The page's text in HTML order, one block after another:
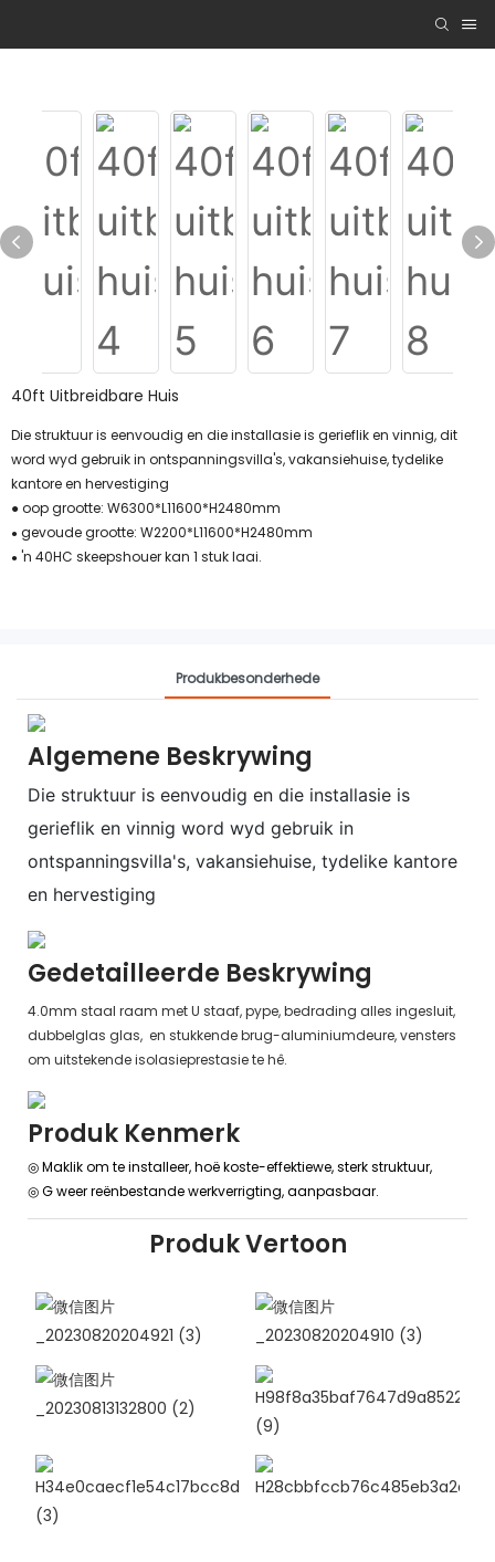
40ft Uitbreidbare Huis
Die struktuur is eenvoudig en die installasie is gerieflik en vinnig, dit
word wyd gebruik in ontspanningsvilla's, vakansiehuise, tydelike
kantore en hervestiging
● oop grootte: W6300*L11600*H2480mm
● gevoude grootte: W2200*L11600*H2480mm
● 'n 40HC skeepshouer kan 1 stuk laai.
Produkbesonderhede
Algemene Beskrywing
Die struktuur is eenvoudig en die installasie is
gerieflik en vinnig word wyd gebruik in
ontspanningsvilla's, vakansiehuise, tydelike kantore
en hervestiging
Gedetailleerde Beskrywing
4.0mm staal raam met U staaf, pype, bedrading alles ingesluit,
dubbelglas glas, en stukkende brug-aluminiumdeure, vensters
om uitstekende isolasieprestasie te hê.
Produk Kenmerk
◎ Maklik om te installeer, hoë koste-effektiewe, sterk struktuur,
◎ Gweer reënbestande werkverrigting, aanpasbaar.
Produk Vertoon